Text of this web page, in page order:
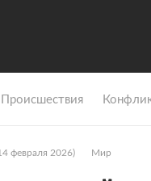
Происшествия
февраля 2026) Мир